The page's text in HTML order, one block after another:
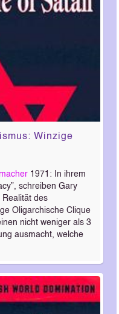
Winzige
1971: In ihrem
schreiben Gary
Realität des
Oligarchische Clique
nicht weniger als 3
ausmacht, welche